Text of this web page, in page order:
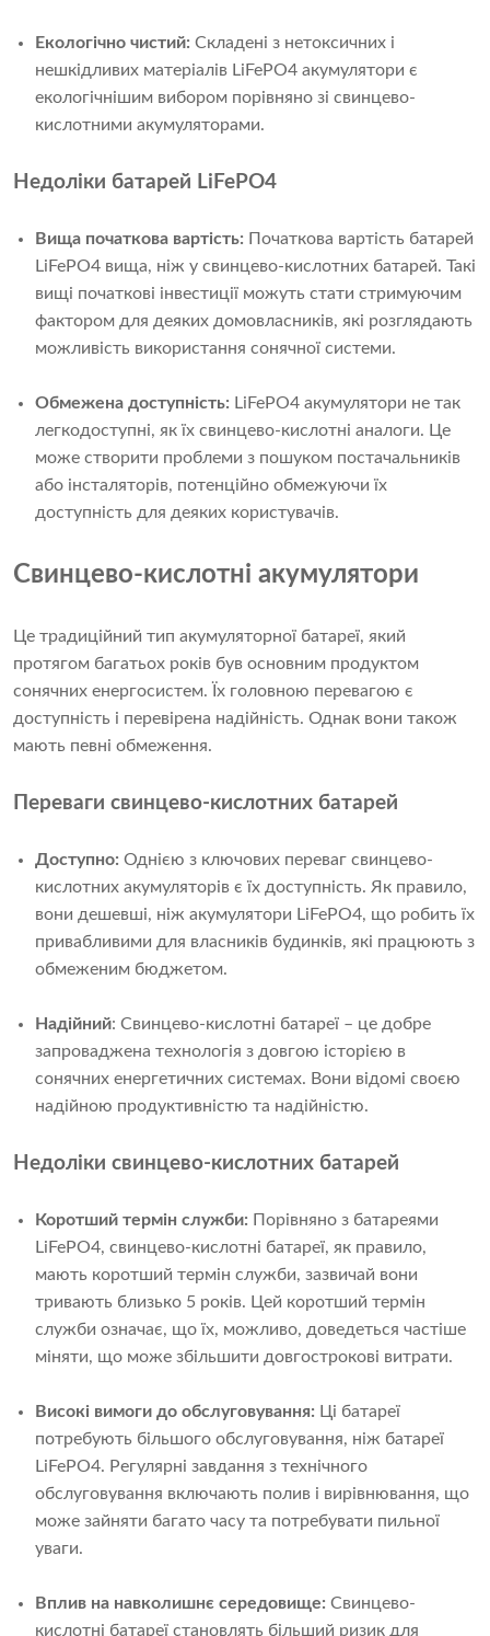
Екологічно чистий: Складені з нетоксичних і
нешкідливих матеріалів LiFePO4 акумулятори є
екологічнішим вибором порівняно зі свинцево-
кислотними акумуляторами.
Недоліки батарей LiFePO4
Вища початкова вартість: Початкова вартість батарей
LiFePO4 вища, ніж у свинцево-кислотних батарей. Такі
вищі початкові інвестиції можуть стати стримуючим
фактором для деяких домовласників, які розглядають
можливість використання сонячної системи.
Обмежена доступність: LiFePO4 акумулятори не так
легкодоступні, як їх свинцево-кислотні аналоги. Це
може створити проблеми з пошуком постачальників
або інсталяторів, потенційно обмежуючи їх
доступність для деяких користувачів.
Свинцево-кислотні акумулятори
Це традиційний тип акумуляторної батареї, який
протягом багатьох років був основним продуктом
сонячних енергосистем. Їх головною перевагою є
доступність і перевірена надійність. Однак вони також
мають певні обмеження.
Переваги свинцево-кислотних батарей
Доступно: Однією з ключових переваг свинцево-
кислотних акумуляторів є їх доступність. Як правило,
вони дешевші, ніж акумулятори LiFePO4, що робить їх
привабливими для власників будинків, які працюють з
обмеженим бюджетом.
Надійний: Свинцево-кислотні батареї – це добре
запроваджена технологія з довгою історією в
сонячних енергетичних системах. Вони відомі своєю
надійною продуктивністю та надійністю.
Недоліки свинцево-кислотних батарей
Коротший термін служби: Порівняно з батареями
LiFePO4, свинцево-кислотні батареї, як правило,
мають коротший термін служби, зазвичай вони
тривають близько 5 років. Цей коротший термін
служби означає, що їх, можливо, доведеться частіше
міняти, що може збільшити довгострокові витрати.
Високі вимоги до обслуговування: Ці батареї
потребують більшого обслуговування, ніж батареї
LiFePO4. Регулярні завдання з технічного
обслуговування включають полив і вирівнювання, що
може зайняти багато часу та потребувати пильної
уваги.
Вплив на навколишнє середовище: Свинцево-
кислотні батареї становлять більший ризик для